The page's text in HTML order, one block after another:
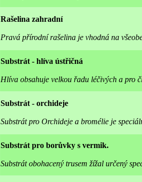
Rašelina zahradní
Pravá přírodní rašelina je vhodná na
Substrát - hlíva ústřičná
Hlíva obsahuje velkou řadu léčivých a pro
Substrát - orchideje
Substrát pro Orchideje a bromélie je
Substrát pro borůvky s vermik.
Substrát obohacený trusem žížal určený